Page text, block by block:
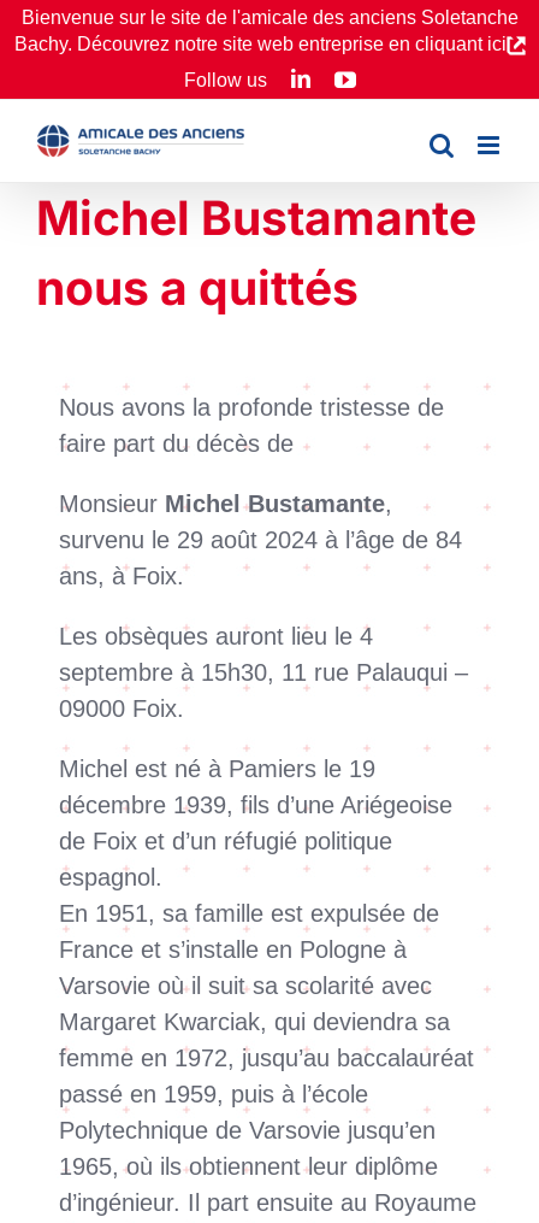
Passer
au
Bienvenue sur le site de l'amicale des anciens Soletanche
Bachy. Découvrez notre site web entreprise en cliquant ici
Follow us
LinkedInYouTube
Michel Bustamante
nous a quittés
Nous avons la profonde tristesse de
faire part du décès de
Monsieur Michel Bustamante,
survenu le 29 août 2024 à l’âge de 84
ans, à Foix.
Les obsèques auront lieu le 4
septembre à 15h30, 11 rue Palauqui –
09000 Foix.
Michel est né à Pamiers le 19
décembre 1939, fils d’une Ariégeoise
de Foix et d’un réfugié politique
espagnol.
En 1951, sa famille est expulsée de
France et s’installe en Pologne à
Varsovie où il suit sa scolarité avec
Margaret Kwarciak, qui deviendra sa
femme en 1972, jusqu’au baccalauréat
passé en 1959, puis à l’école
Polytechnique de Varsovie jusqu’en
1965, où ils obtiennent leur diplôme
d’ingénieur. Il part ensuite au Royaume